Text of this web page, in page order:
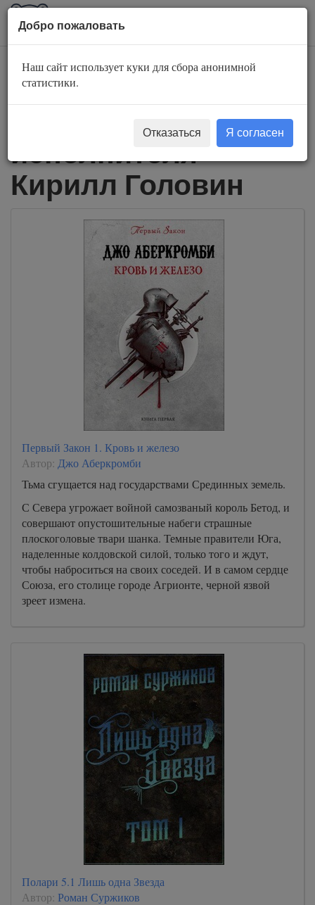
AuBook.org
Слушать
аудиокниги
исполнителя
Кирилл Головин
Первый Закон 1. Кровь и железо
Автор: Джо Аберкромби
Тьма сгущается над государствами Срединных земель.
С Севера угрожает войной самозваный король Бетод, и
совершают опустошительные набеги страшные
плоскоголовые твари шанка. Темные правители Юга,
наделенные колдовской силой, только того и ждут,
чтобы наброситься на своих соседей. И в самом сердце
Союза, его столице городе Агрионте, черной язвой
зреет измена.
Полари 5.1 Лишь одна Звезда
Автор: Роман Суржиков
Добро пожаловать
Наш сайт использует куки для сбора анонимной
статистики.
Отказаться Я согласен